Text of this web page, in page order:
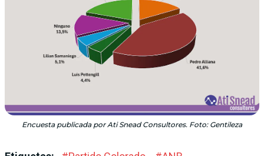
Encuesta publicada por Ati Snead Consultores. Foto: Gentileza